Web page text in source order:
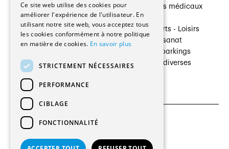
Entreprises générales
Ingénieurs et mandataires
Fabricants / Fournisseurs
Régies immobilières
Gestion PPE
Établissements médicaux
Villas
Cultures - Sports - Loisirs
Industrie - Artisanat
Transports et parkings
Constructions diverses
CGU et Politique de confidentialités
Ce site web utilise des cookies pour
améliorer l'expérience de l'utilisateur. En
utilisant notre site web, vous acceptez tous
les cookies conformément à notre politique
en matière de cookies. En savoir plus
STRICTEMENT NÉCESSAIRES
PERFORMANCE
CIBLAGE
FONCTIONNALITÉ